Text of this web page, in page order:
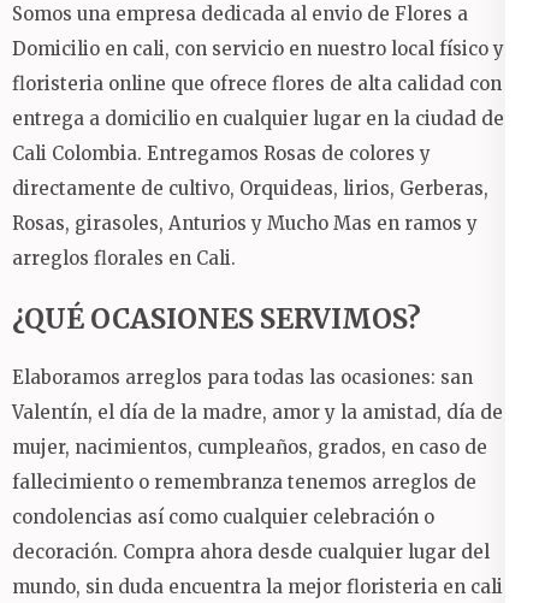
Somos una empresa dedicada al envio de Flores a
Domicilio en cali, con servicio en nuestro local físico y
floristeria online que ofrece flores de alta calidad con
entrega a domicilio en cualquier lugar en la ciudad de
Cali Colombia. Entregamos Rosas de colores y
directamente de cultivo, Orquideas, lirios, Gerberas,
Rosas, girasoles, Anturios y Mucho Mas en ramos y
arreglos florales en Cali.
¿QUÉ OCASIONES SERVIMOS?
Elaboramos arreglos para todas las ocasiones: san
Valentín, el día de la madre, amor y la amistad, día de la
mujer, nacimientos, cumpleaños, grados, en caso de
fallecimiento o remembranza tenemos arreglos de
condolencias así como cualquier celebración o
decoración. Compra ahora desde cualquier lugar del
mundo, sin duda encuentra la mejor floristeria en cali y